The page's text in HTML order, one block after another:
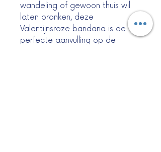
wandeling of gewoon thuis wil
laten pronken, deze
Valentijnsroze bandana is de
perfecte aanvulling op de